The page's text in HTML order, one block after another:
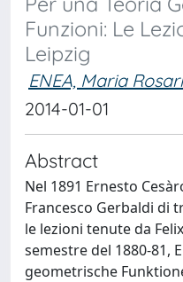
Funzioni: Le
Leipzig
ENEA, Maria
2014-01-01
Abstract
Nel 1891 Ernesto
Francesco Gerbaldi di
le lezioni tenute da
semestre del 1880-81,
geometrische